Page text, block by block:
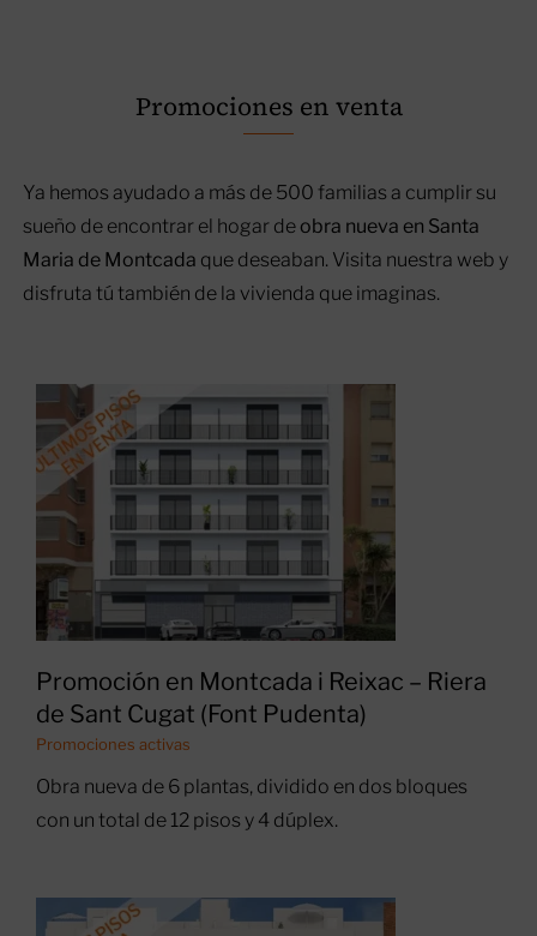
Promociones en venta
Ya hemos ayudado a más de 500 familias a cumplir su
sueño de encontrar el hogar de obra nueva en Santa
Maria de Montcada que deseaban. Visita nuestra web y
disfruta tú también de la vivienda que imaginas.
Promoción en
Montcada i Reixac –
Riera de Sant Cugat
(Font Pudenta)
Promoción en Montcada i Reixac – Riera
de Sant Cugat (Font Pudenta)
Promociones activas
Obra nueva de 6 plantas, dividido en dos bloques
con un total de 12 pisos y 4 dúplex.
Promoción en
Montcada i Reixac –
Carretera Ripollet (Mas
Rampinyo)